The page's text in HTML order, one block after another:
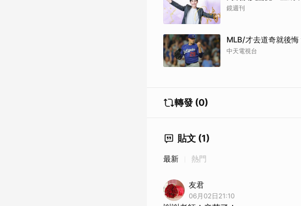
鏡週刊
MLB/才去道奇就後
中天電視台
轉發 (0)
貼文 (1)
最新 熱門
友君
06月02日21:10